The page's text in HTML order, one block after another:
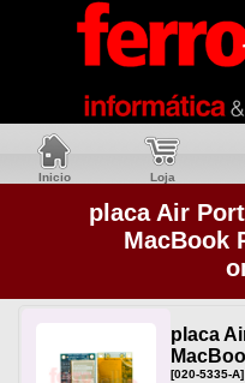
Inicio Loja
placa Air
MacBook
placa
[020-5335-A]